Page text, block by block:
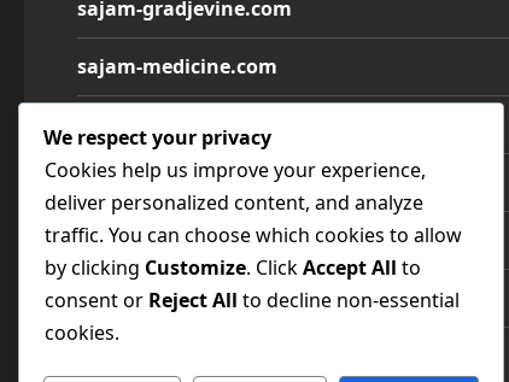
sajam-gradjevine.com
sajam-medicine.com
sajam-namestaja.com
sajam-poljoprivrede.com
sajam-tehnike.com
sajam-turizma.com
We respect your privacy
Cookies help us improve your experience,
deliver personalized content, and analyze
traffic. You can choose which cookies to allow
by clicking Customize. ClickAccept All to
consent or Reject All to decline non-essential
cookies.